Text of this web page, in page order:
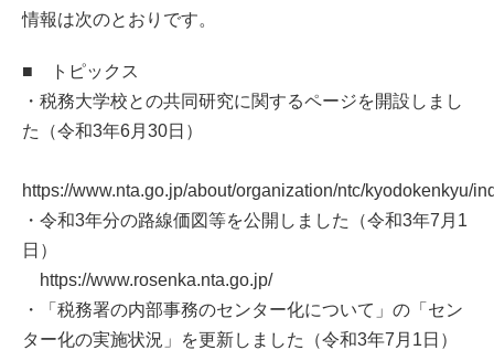
情報は次のとおりです。
■ トピックス
・税務大学校との共同研究に関するページを開設しまし
た（令和3年6月30日）
https://www.nta.go.jp/about/organization/ntc/kyodokenkyu/
・令和3年分の路線価図等を公開しました（令和3年7月1
日）
https://www.rosenka.nta.go.jp/
・「税務署の内部事務のセンター化について」の「セン
ター化の実施状況」を更新しました（令和3年7月1日）